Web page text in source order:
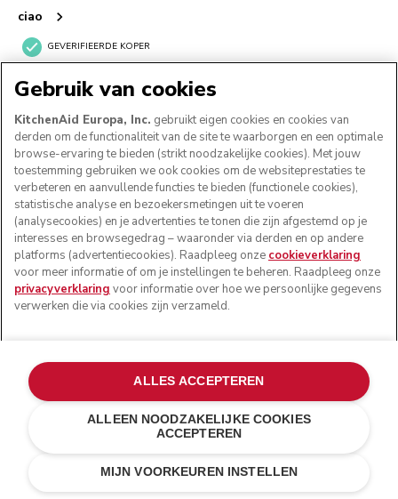
Kosten besparen€ 159,80
Gebruik van cookies
KitchenAid Europa, Inc. gebruikt eigen cookies en cookies van
derden om de functionaliteit van de site te waarborgen en een optimale
browse-ervaring te bieden (strikt noodzakelijke cookies). Met jouw
toestemming gebruiken we ook cookies om de websiteprestaties te
verbeteren en aanvullende functies te bieden (functionele cookies),
statistische analyse en bezoekersmetingen uit te voeren
(analysecookies) en je advertenties te tonen die zijn afgestemd op je
interesses en browsegedrag – waaronder via derden en op andere
platforms (advertentiecookies). Raadpleeg onze cookieverklaring
voor meer informatie of om je instellingen te beheren. Raadpleeg onze
privacyverklaring voor informatie over hoe we persoonlijke gegevens
verwerken die via cookies zijn verzameld.
MIJN VOORKEUREN INSTELLEN
ALLEEN NOODZAKELIJKE COOKIES
ACCEPTEREN
ALLES ACCEPTEREN